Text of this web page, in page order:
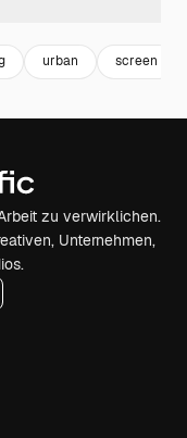
urban screen
zu verwirklichen.
Unternehmen,